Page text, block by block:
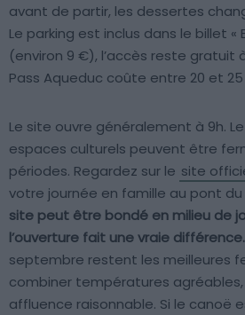
avant de partir, les dessertes
Le parking est inclus dans le billet «
(environ 9 €), l’accès reste gratuit
Pass Aqueduc coûte entre 20 et
Le site ouvre généralement à 9h.
espaces culturels peuvent être
périodes. Regardez sur le site
votre journée en famille au pont du
site peut être bondé en milieu de
l’ouverture fait une vraie différence.
septembre restent les meilleures
combiner températures
affluence raisonnable. Si le canoë